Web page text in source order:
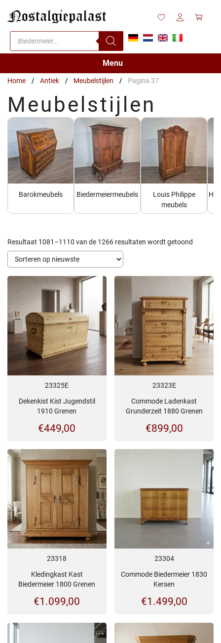
naar
inhoud
Producten
zoeken
Menu
Home / Antiek / Meubelstijlen / Pagina 37
Meubelstijlen
Barokmeubels Biedermeiermeubels
Louis Philippe
meubels
Resultaat 1081–1110 van de 1266 resultaten wordt getoond
23325E
Dekenkist Kist Jugendstil
1910 Grenen
€449,00
23323E
Commode Ladenkast
Grunderzeit 1880 Grenen
€899,00
23318
Kledingkast Kast
Biedermeier 1800 Grenen
€1.099,00
23304
Commode Biedermeier 1830
Kersen
€1.499,00